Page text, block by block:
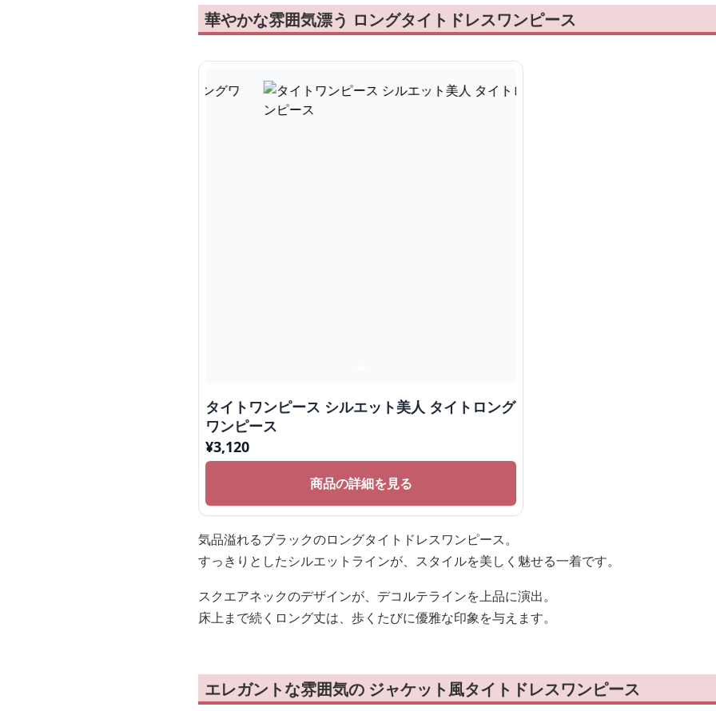
華やかな雰囲気漂う ロングタイトドレスワンピース
タイトワンピース シルエット美人 タイトロング
ワンピース
¥3,120
商品の詳細を見る
気品溢れるブラックのロングタイトドレスワンピース。
すっきりとしたシルエットラインが、スタイルを美しく魅せる一着です。
スクエアネックのデザインが、デコルテラインを上品に演出。
床上まで続くロング丈は、歩くたびに優雅な印象を与えます。
エレガントな雰囲気の ジャケット風タイトドレスワンピース